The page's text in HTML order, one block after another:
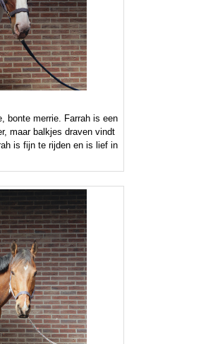
bonte merrie. Farrah is een
maar balkjes draven vindt
is fijn te rijden en is lief in